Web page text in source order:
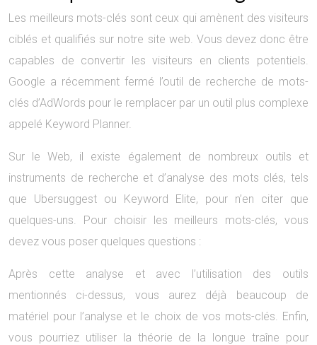
Les meilleurs mots-clés sont ceux qui amènent des visiteurs
ciblés et qualifiés sur notre site web. Vous devez donc être
capables de convertir les visiteurs en clients potentiels.
Google a récemment fermé l’outil de recherche de mots-
clés d’AdWords pour le remplacer par un outil plus complexe
appelé Keyword Planner.
Sur le Web, il existe également de nombreux outils et
instruments de recherche et d’analyse des mots clés, tels
que Ubersuggest ou Keyword Elite, pour n’en citer que
quelques-uns. Pour choisir les meilleurs mots-clés, vous
devez vous poser quelques questions :
Après cette analyse et avec l’utilisation des outils
mentionnés ci-dessus, vous aurez déjà beaucoup de
matériel pour l’analyse et le choix de vos mots-clés. Enfin,
vous pourriez utiliser la théorie de la longue traîne pour